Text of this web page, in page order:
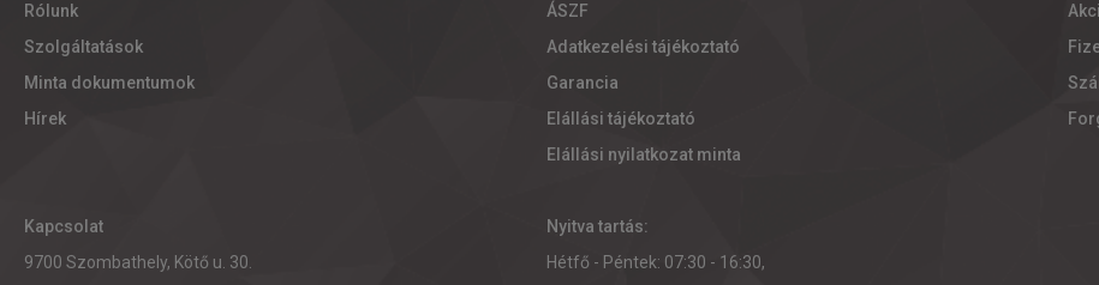
Rólunk
Szolgáltatások
Minta dokumentumok
Hírek
ÁSZF
Adatkezelési tájékoztató
Garancia
Elállási tájékoztató
Elállási nyilatkozat minta
Kapcsolat
9700 Szombathely, Kötő u. 30.
Nyitva tartás:
Hétfő - Péntek: 07:30 - 16:30,